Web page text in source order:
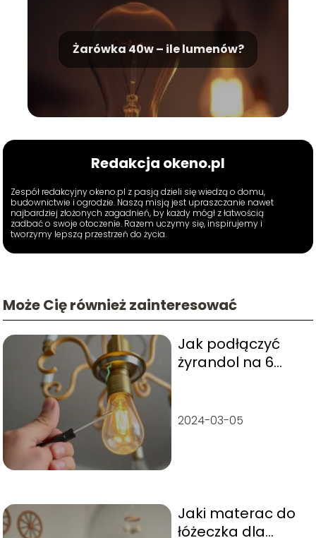
Żarówka 40w – ile lumenów?
Redakcja okeno.pl
Zespół redakcyjny okeno.pl z pasją dzieli się wiedzą o domu,
budownictwie i ogrodzie. Naszą misją jest upraszczanie nawet
najbardziej złożonych zagadnień, by każdy mógł z łatwością
zadbać o swoje otoczenie. Razem uczymy się, inspirujemy i
tworzymy lepszą przestrzeń do życia.
Może Cię również zainteresować
Jak podłączyć
żyrandol na 6
2024-03-05
Jaki materac do
łóżeczka dla